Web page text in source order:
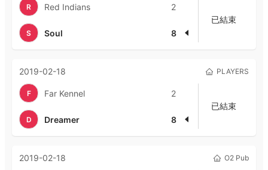
R Red Indians 2
S Soul 8
已結束
2019-02-18 PLAYERS
F Far Kennel 2
D Dreamer 8
已結束
2019-02-18 O2 Pub